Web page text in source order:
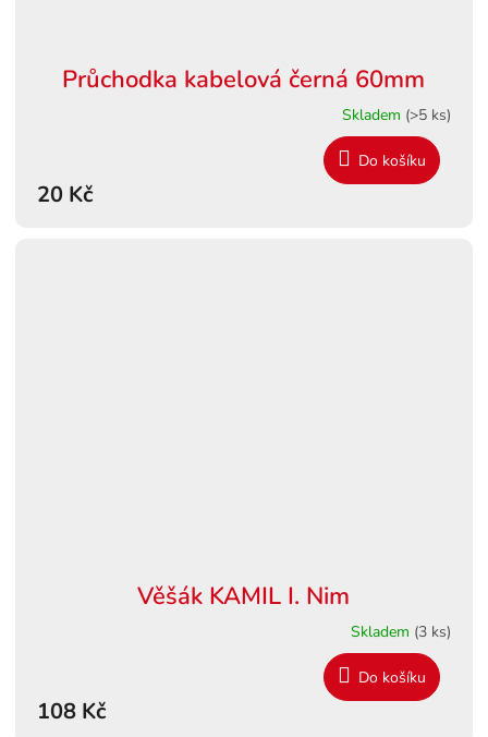
Průchodka kabelová černá 60mm
Skladem (>5 ks)
20 Kč
Do košíku
Věšák KAMIL I. Nim
Skladem (3 ks)
108 Kč
Do košíku